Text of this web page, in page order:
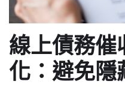
線上債務催
化：避免隱